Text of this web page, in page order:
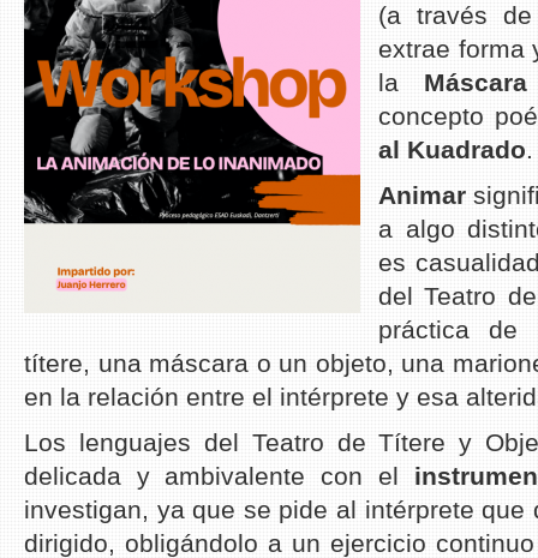
(a través de
extrae forma
la Máscara
concepto
al Kuadrado.
Animar
a algo
es
del Teatro
práctica de
títere, una máscara o un objeto, una
en la relación entre el intérprete y esa
Los lenguajes del Teatro de Títere y
delicada y ambivalente con el
investigan, ya que se pide al intérprete
dirigido, obligándolo a un ejercicio